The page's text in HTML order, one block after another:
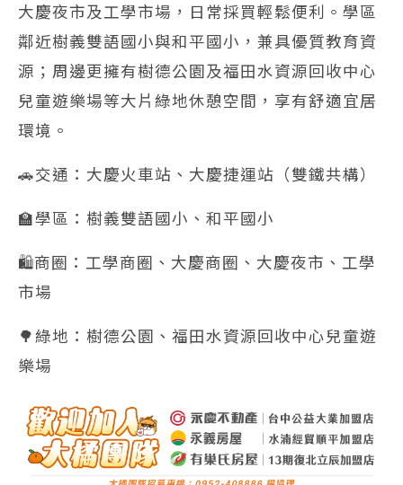
大慶夜市及工學市場，日常採買輕鬆便利。學區
鄰近樹義雙語國小與和平國小，兼具優質教育資
源；周邊更擁有樹德公園及福田水資源回收中心
兒童遊樂場等大片綠地休憩空間，享有舒適宜居
環境。
🚗交通：大慶火車站、大慶捷運站（雙鐵共構）
🏫學區：樹義雙語國小、和平國小
🛍️商圈：工學商圈、大慶商圈、大慶夜市、工學
市場
🌳綠地：樹德公園、福田水資源回收中心兒童遊
樂場